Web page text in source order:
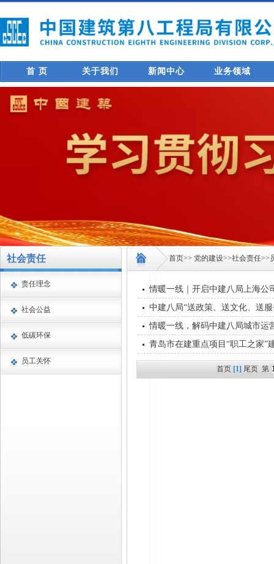
首 页 关于我们 新闻中心 业务领域
社会责任
责任理念
社会公益
低碳环保
员工关怀
首页>> 党的建设>>社会责任>>
情暖一线｜开启中建八局上海公
中建八局“送政策、送文化、送
情暖一线，解码中建八局城市运
青岛市在建重点项目“职工之家”
首页 [1] 尾页第